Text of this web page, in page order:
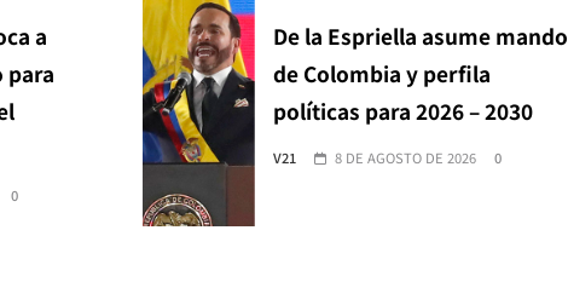
a
para
0
De la Espriella asume mando
de Colombia y perfila
políticas para 2026 – 2030
V21 8 DE AGOSTO DE 2026 0